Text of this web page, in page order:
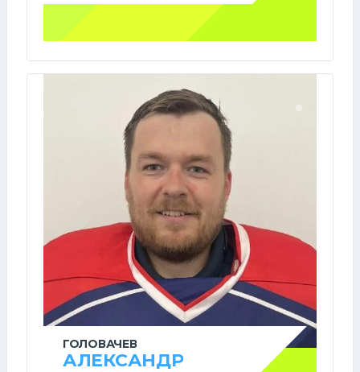
ГОЛОВАЧЕВ
АЛЕКСАНДР